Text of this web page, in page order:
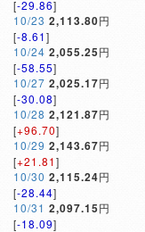
[-29.86]
10/23 2,113.80円
[-8.61]
10/24 2,055.25円
[-58.55]
10/27 2,025.17円
[-30.08]
10/28 2,121.87円
[+96.70]
10/29 2,143.67円
[+21.81]
10/30 2,115.24円
[-28.44]
10/31 2,097.15円
[-18.09]